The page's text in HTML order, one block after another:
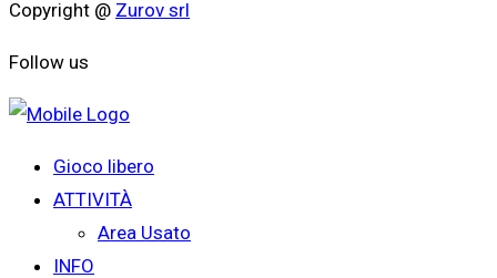
Copyright @ Zurov srl
Follow us
Gioco libero
ATTIVITÀ
Area Usato
INFO